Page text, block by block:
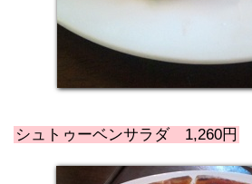
シュトゥーベンサラダ 1,260円